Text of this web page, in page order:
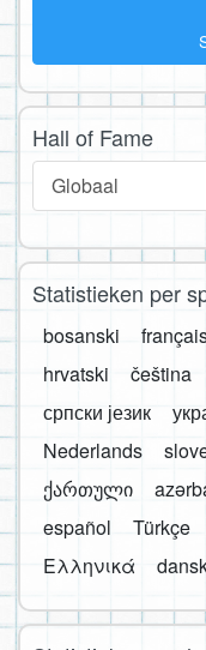
Hall of Fame
Globaal
Statistieken per
bosanski
hrvatski
čeština
српски језик
Nederlands
ქართული
español
Türkçe
Ελληνικά